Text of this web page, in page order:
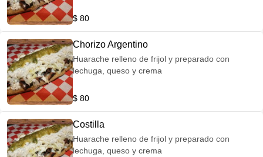
$ 80
Chorizo Argentino
Huarache relleno de frijol y preparado con
lechuga, queso y crema
$ 80
Costilla
Huarache relleno de frijol y preparado con
lechuga, queso y crema